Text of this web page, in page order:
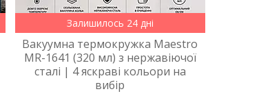
Залишилось 24 дні
Вакуумна термокружка Maestro
MR-1641 (320 мл) з нержавіючої
сталі | 4 яскраві кольори на
вибір